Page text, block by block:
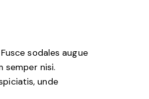
sodales augue
semper nisi.
unde